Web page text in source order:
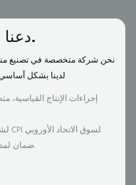
دعنا نتحدث عن مشروعك الآن.
نحن شركة متخصصة في تصنيع
إجراءات الإنتاج القياسية،
لدينا شهادة ISO لشركتنا ومنتجاتنا، ولدينا شهادة CPI لسوق الاتحاد الأوروبي.
ضمان لمدة طويلة، كابل الألياف مدى الحياة بعد الخدمة.